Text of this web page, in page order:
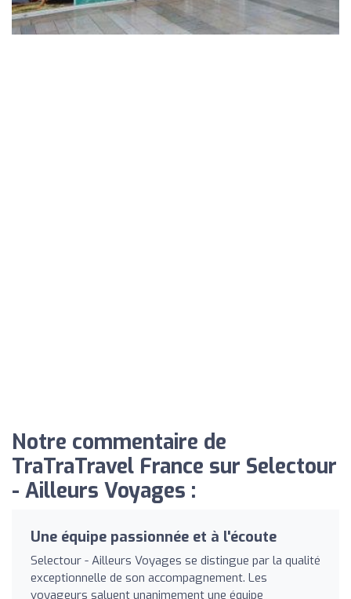
Notre commentaire de
TraTraTravel France sur Selectour
- Ailleurs Voyages :
Une équipe passionnée et à l'écoute
Selectour - Ailleurs Voyages se distingue par la qualité
exceptionnelle de son accompagnement. Les
voyageurs saluent unanimement une équipe